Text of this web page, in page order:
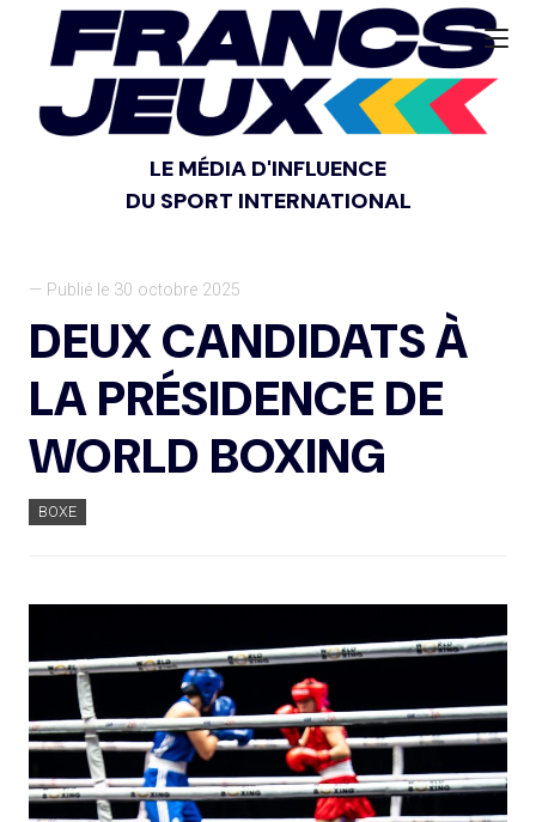
LE MÉDIA D'INFLUENCE
DU SPORT INTERNATIONAL
— Publié le 30 octobre 2025
DEUX CANDIDATS À
LA PRÉSIDENCE DE
WORLD BOXING
BOXE